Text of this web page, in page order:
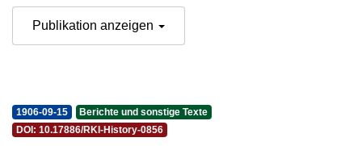
Publikation anzeigen
1906-09-15
Berichte und sonstige Texte
DOI: 10.17886/RKI-History-0856